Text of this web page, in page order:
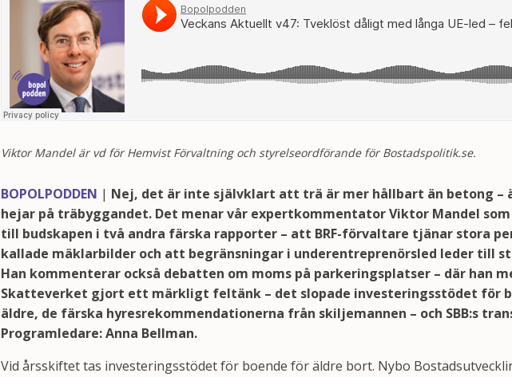
Viktor Mandel är vd för Hemvist Förvaltning och styrelseordförande för Bostadspolitik.se.
BOPOLPODDEN | Nej, det är inte självklart att trä är mer hållbart än betong –
hejar på träbyggandet. Det menar vår expertkommentator Viktor Mandel
till budskapen i två andra färska rapporter – att BRF-förvaltare tjänar stora
kallade mäklarbilder och att begränsningar i underentreprenörsled leder till
Han kommenterar också debatten om moms på parkeringsplatser – där han
Skatteverket gjort ett märkligt feltänk – det slopade investeringsstödet för
äldre, de färska hyresrekommendationerna från skiljemannen – och SBB:s
Programledare: Anna Bellman.
Vid årsskiftet tas investeringsstödet för boende för äldre bort. Nybo